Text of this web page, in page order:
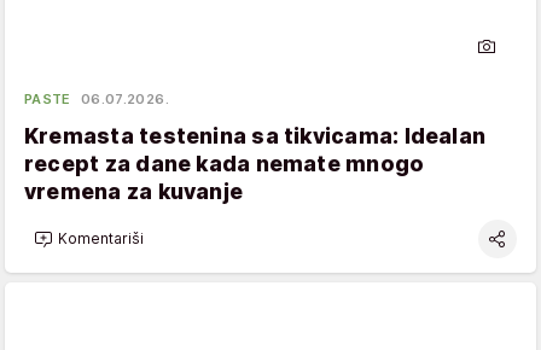
PASTE 06.07.2026.
Kremasta testenina sa tikvicama: Idealan
recept za dane kada nemate mnogo
vremena za kuvanje
Komentariši